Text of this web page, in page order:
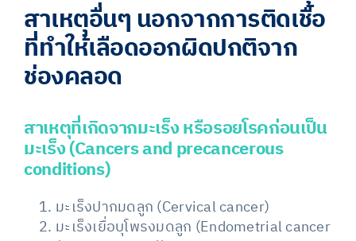
สาเหตุอื่นๆ นอกจากการติดเชื้อ
ที่ทำให้เลือดออกผิดปกติจาก
ช่องคลอด
สาเหตุที่เกิดจากมะเร็ง หรือรอยโรคก่อนเป็น
มะเร็ง (Cancers and precancerous
conditions)
มะเร็งปากมดลูก (Cervical cancer)
มะเร็งเยื่อบุโพรงมดลูก (Endometrial cancer